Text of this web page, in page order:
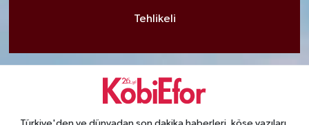
Tehlikeli